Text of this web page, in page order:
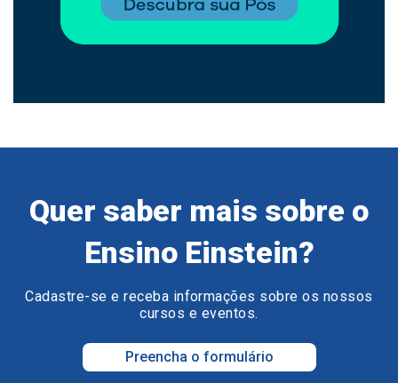
Quer saber mais sobre o
Ensino Einstein?
Cadastre-se e receba informações sobre os nossos
cursos e eventos.
Preencha o formulário